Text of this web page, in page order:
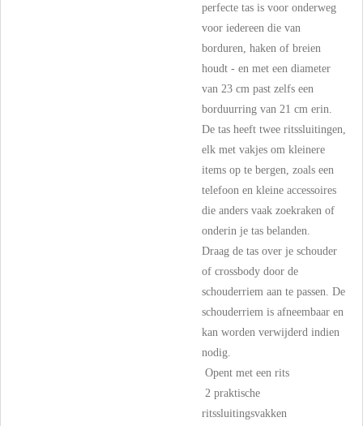
perfecte tas is voor onderweg
voor iedereen die van
borduren, haken of breien
houdt - en met een diameter
van 23 cm past zelfs een
borduurring van 21 cm erin.
De tas heeft twee ritssluitingen,
elk met vakjes om kleinere
items op te bergen, zoals een
telefoon en kleine accessoires
die anders vaak zoekraken of
onderin je tas belanden.
Draag de tas over je schouder
of crossbody door de
schouderriem aan te passen. De
schouderriem is afneembaar en
kan worden verwijderd indien
nodig.
 Opent met een rits
 2 praktische
ritssluitingsvakken